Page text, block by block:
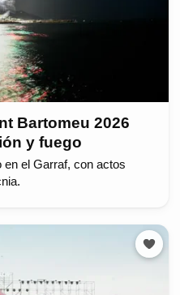
Bartomeu 2026
y fuego
en el Garraf, con actos